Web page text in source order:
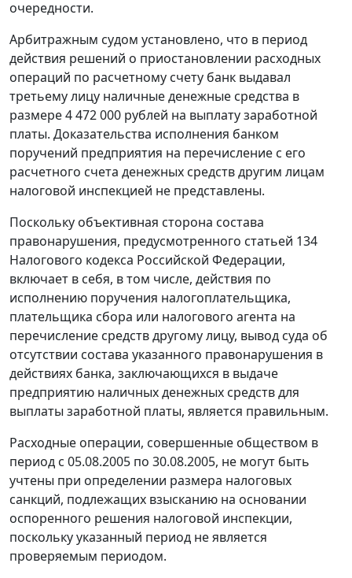
очередности.
Арбитражным судом установлено, что в период
действия решений о приостановлении расходных
операций по расчетному счету банк выдавал
третьему лицу наличные денежные средства в
размере 4 472 000 рублей на выплату заработной
платы. Доказательства исполнения банком
поручений предприятия на перечисление с его
расчетного счета денежных средств другим лицам
налоговой инспекцией не представлены.
Поскольку объективная сторона состава
правонарушения, предусмотренного статьей 134
Налогового кодекса Российской Федерации,
включает в себя, в том числе, действия по
исполнению поручения налогоплательщика,
плательщика сбора или налогового агента на
перечисление средств другому лицу, вывод суда об
отсутствии состава указанного правонарушения в
действиях банка, заключающихся в выдаче
предприятию наличных денежных средств для
выплаты заработной платы, является правильным.
Расходные операции, совершенные обществом в
период с 05.08.2005 по 30.08.2005, не могут быть
учтены при определении размера налоговых
санкций, подлежащих взысканию на основании
оспоренного решения налоговой инспекции,
поскольку указанный период не является
проверяемым периодом.